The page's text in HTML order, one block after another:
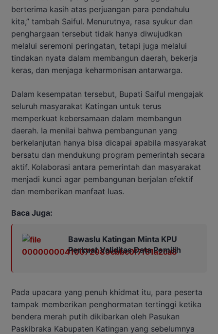
berterima kasih atas perjuangan para pendahulu
kita,” tambah Saiful. Menurutnya, rasa syukur dan
penghargaan tersebut tidak hanya diwujudkan
melalui seremoni peringatan, tetapi juga melalui
tindakan nyata dalam membangun daerah, bekerja
keras, dan menjaga keharmonisan antarwarga.
Dalam kesempatan tersebut, Bupati Saiful mengajak
seluruh masyarakat Katingan untuk terus
memperkuat kebersamaan dalam membangun
daerah. Ia menilai bahwa pembangunan yang
berkelanjutan hanya bisa dicapai apabila masyarakat
bersatu dan mendukung program pemerintah secara
aktif. Kolaborasi antara pemerintah dan masyarakat
menjadi kunci agar pembangunan berjalan efektif
dan memberikan manfaat luas.
Baca Juga:
Bawaslu Katingan Minta KPU
Perkuat Validitas Data Pemilih
Pada upacara yang penuh khidmat itu, para peserta
tampak memberikan penghormatan tertinggi ketika
bendera merah putih dikibarkan oleh Pasukan
Paskibraka Kabupaten Katingan yang sebelumnya